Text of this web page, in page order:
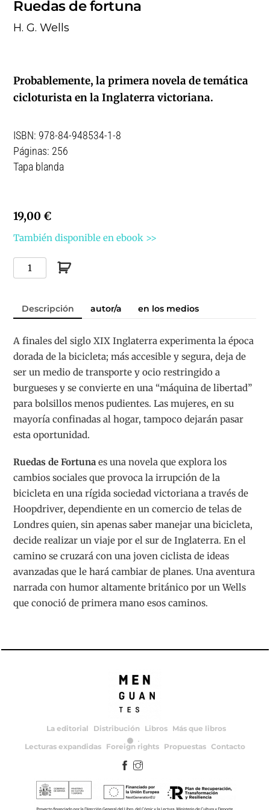
Ruedas de fortuna
H. G. Wells
Probablemente, la primera novela de temática
cicloturista en la Inglaterra victoriana.
ISBN: 978-84-948534-1-8
Páginas: 256
Tapa blanda
19,00 €
También disponible en ebook >>
Ruedas
de
cantidad
Descripción autor/a en los medios
A finales del siglo XIX Inglaterra experimenta la época
dorada de la bicicleta; más accesible y segura, deja de
ser un medio de transporte y ocio restringido a
burgueses y se convierte en una “máquina de libertad”
para bolsillos menos pudientes. Las mujeres, en su
mayoría confinadas al hogar, tampoco dejarán pasar
esta oportunidad.
Ruedas de Fortuna es una novela que explora los
cambios sociales que provoca la irrupción de la
bicicleta en una rígida sociedad victoriana a través de
Hoopdriver, dependiente en un comercio de telas de
Londres quien, sin apenas saber manejar una bicicleta,
decide realizar un viaje por el sur de Inglaterra. En el
camino se cruzará con una joven ciclista de ideas
avanzadas que le hará cambiar de planes. Una aventura
narrada con humor altamente británico por un Wells
que conoció de primera mano esos caminos.
La editorial Distribución Libros
Más que libros
Lecturas expandidas Foreign rights Propuestas Contacto